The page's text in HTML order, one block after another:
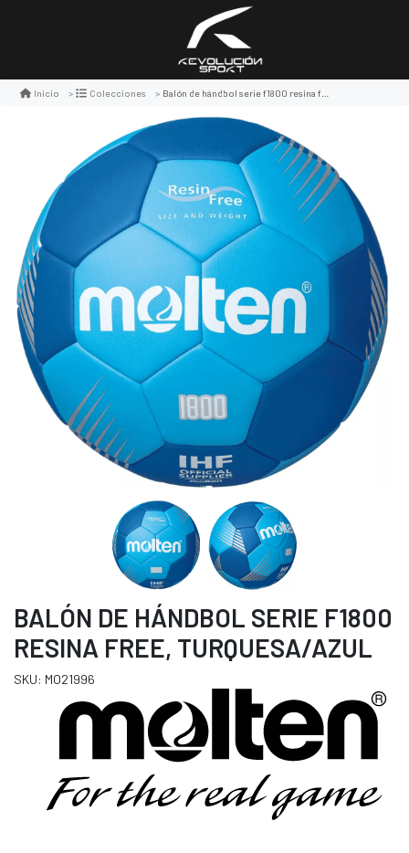
Inicio Colecciones Balón de hándbol serie f1800 resina free, turquesa/azul
BALÓN DE HÁNDBOL SERIE F1800
RESINA FREE, TURQUESA/AZUL
SKU: MO21996